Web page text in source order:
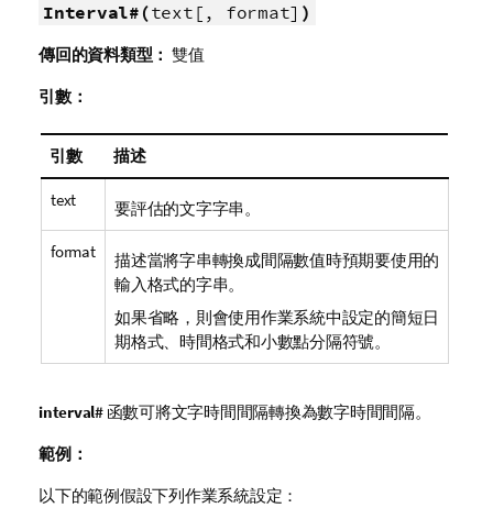
Interval#(text[, format] )
傳回的資料類型： 雙值
引數：
引數 描述
text 要評估的文字字串。
format
描述當將字串轉換成間隔數值時預期要使用的
輸入格式的字串。
如果省略，則會使用作業系統中設定的簡短日
期格式、時間格式和小數點分隔符號。
interval#函數可將文字時間間隔轉換為數字時間間隔。
範例：
以下的範例假設下列作業系統設定：